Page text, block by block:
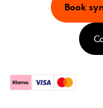
KlarnaVisa Mastercard
Book